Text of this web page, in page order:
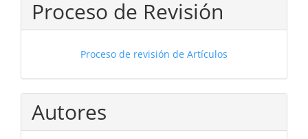
Proceso de Revisión
Proceso de revisión de Artículos
Autores